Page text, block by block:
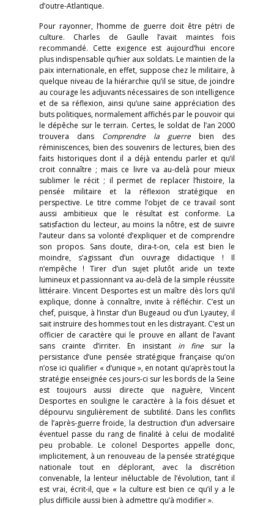
d’outre-Atlantique.
Pour rayonner, l’homme de guerre doit être pétri de
culture. Charles de Gaulle l’avait maintes fois
recommandé. Cette exigence est aujourd’hui encore
plus indispensable qu’hier aux soldats. Le maintien de la
paix internationale, en effet, suppose chez le militaire, à
quelque niveau de la hiérarchie qu’il se situe, de joindre
au courage les adjuvants nécessaires de son intelligence
et de sa réflexion, ainsi qu’une saine appréciation des
buts politiques, normalement affichés par le pouvoir qui
le dépêche sur le terrain. Certes, le soldat de l’an 2000
trouvera dans Comprendre la guerrebien des
réminiscences, bien des souvenirs de lectures, bien des
faits historiques dont il a déjà entendu parler et qu’il
croit connaître ; mais ce livre va au-delà pour mieux
sublimer le récit ; il permet de replacer l’histoire, la
pensée militaire et la réflexion stratégique en
perspective. Le titre comme l’objet de ce travail sont
aussi ambitieux que le résultat est conforme. La
satisfaction du lecteur, au moins la nôtre, est de suivre
l’auteur dans sa volonté d’expliquer et de comprendre
son propos. Sans doute, dira-t-on, cela est bien le
moindre, s’agissant d’un ouvrage didactique ! Il
n’empêche ! Tirer d’un sujet plutôt aride un texte
lumineux et passionnant va au-delà de la simple réussite
littéraire. Vincent Desportes est un maître dès lors qu’il
explique, donne à connaître, invite à réfléchir. C’est un
chef, puisque, à l’instar d’un Bugeaud ou d’un Lyautey, il
sait instruire des hommes tout en les distrayant. C’est un
officier de caractère qui le prouve en allant de l’avant
sans crainte d’irriter. En insistant in finesur la
persistance d’une pensée stratégique française qu’on
n’ose ici qualifier « d’unique », en notant qu’après tout la
stratégie enseignée ces jours-ci sur les bords de la Seine
est toujours aussi directe que naguère, Vincent
Desportes en souligne le caractère à la fois désuet et
dépourvu singulièrement de subtilité. Dans les conflits
de l’après-guerre froide, la destruction d’un adversaire
éventuel passe du rang de finalité à celui de modalité
peu probable. Le colonel Desportes appelle donc,
implicitement, à un renouveau de la pensée stratégique
nationale tout en déplorant, avec la discrétion
convenable, la lenteur inéluctable de l’évolution, tant il
est vrai, écrit-il, que « la culture est bien ce qu’il y a le
plus difficile aussi bien à admettre qu’à modifier ».